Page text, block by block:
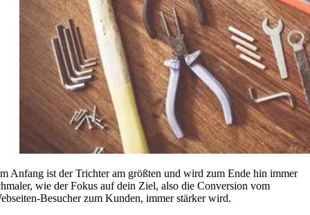
Anfang ist der Trichter am größten und wird zum Ende hin immer
wie der Fokus auf dein Ziel, also die Conversion vom
Besucher zum Kunden, immer stärker wird.